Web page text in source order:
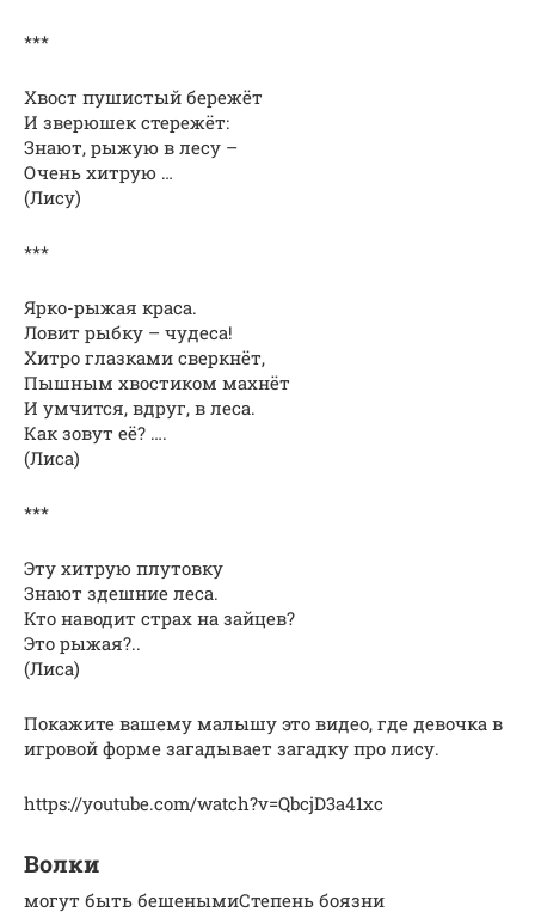
***
Хвост пушистый бережёт
И зверюшек стережёт:
Знают, рыжую в лесу –
Очень хитрую …
(Лису)
***
Ярко-рыжая краса.
Ловит рыбку – чудеса!
Хитро глазками сверкнёт,
Пышным хвостиком махнёт
И умчится, вдруг, в леса.
Как зовут её? ….
(Лиса)
***
Эту хитрую плутовку
Знают здешние леса.
Кто наводит страх на зайцев?
Это рыжая?..
(Лиса)
Покажите вашему малышу это видео, где девочка в
игровой форме загадывает загадку про лису.
https://youtube.com/watch?v=QbcjD3a41xc
Волки
могут быть бешенымиСтепень боязни